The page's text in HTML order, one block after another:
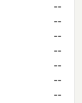
--
--
--
--
--
--
--